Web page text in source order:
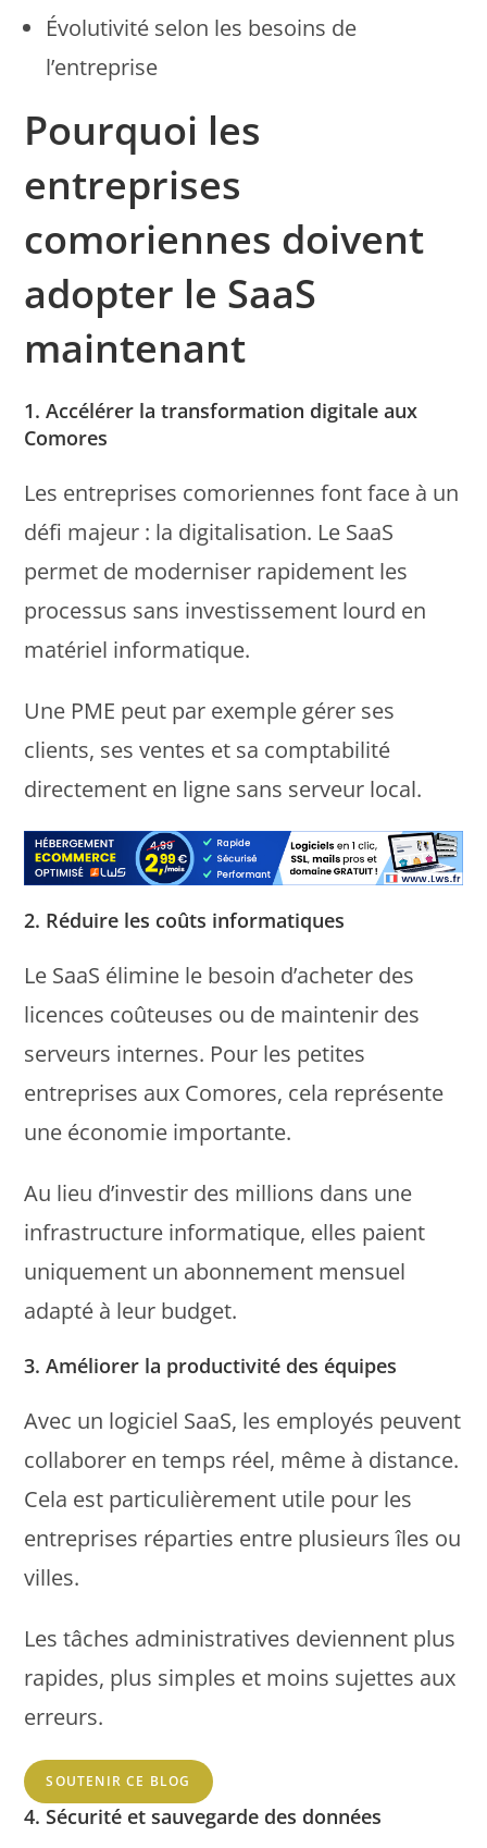
Évolutivité selon les besoins de
l’entreprise
Pourquoi les
entreprises
comoriennes doivent
adopter le SaaS
maintenant
1. Accélérer la transformation digitale aux
Comores
Les entreprises comoriennes font face à un
défi majeur : la digitalisation. Le SaaS
permet de moderniser rapidement les
processus sans investissement lourd en
matériel informatique.
Une PME peut par exemple gérer ses
clients, ses ventes et sa comptabilité
directement en ligne sans serveur local.
2. Réduire les coûts informatiques
Le SaaS élimine le besoin d’acheter des
licences coûteuses ou de maintenir des
serveurs internes. Pour les petites
entreprises aux Comores, cela représente
une économie importante.
Au lieu d’investir des millions dans une
infrastructure informatique, elles paient
uniquement un abonnement mensuel
adapté à leur budget.
3. Améliorer la productivité des équipes
Avec un logiciel SaaS, les employés peuvent
collaborer en temps réel, même à distance.
Cela est particulièrement utile pour les
entreprises réparties entre plusieurs îles ou
villes.
Les tâches administratives deviennent plus
rapides, plus simples et moins sujettes aux
erreurs.
SOUTENIR CE BLOG
4. Sécurité et sauvegarde des données